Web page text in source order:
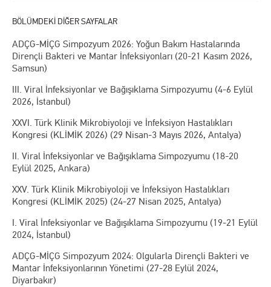
ADÇG-MİÇG Simpozyum 2026: Yoğun Bakım Hastalarında
Dirençli Bakteri ve Mantar İnfeksiyonları (20-21 Kasım 2026,
Samsun)
III. Viral İnfeksiyonlar ve Bağışıklama Simpozyumu (4-6 Eylül
2026, İstanbul)
XXVI. Türk Klinik Mikrobiyoloji ve İnfeksiyon Hastalıkları
Kongresi (KLİMİK 2026) (29 Nisan-3 Mayıs 2026, Antalya)
II. Viral İnfeksiyonlar ve Bağışıklama Simpozyumu (18-20
Eylül 2025, Ankara)
XXV. Türk Klinik Mikrobiyoloji ve İnfeksiyon Hastalıkları
Kongresi (KLİMİK 2025) (24-27 Nisan 2025, Antalya)
I. Viral İnfeksiyonlar ve Bağışıklama Simpozyumu (19-21 Eylül
2024, İstanbul)
ADÇG-MİÇG Simpozyum 2024: Olgularla Dirençli Bakteri ve
Mantar İnfeksiyonlarının Yönetimi (27-28 Eylül 2024,
Diyarbakır)